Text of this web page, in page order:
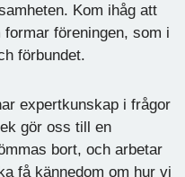
Kom ihåg att
föreningen, som i
förbundet.
expertkunskap i frågor
gör oss till en
bort, och arbetar
få kännedom om hur vi